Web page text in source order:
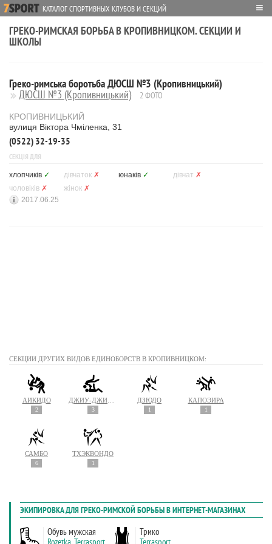
КАТАЛОГ СПОРТИВНЫХ КЛУБОВ И СЕКЦИЙ ≡
ГРЕКО-РИМСКАЯ БОРЬБА В КРОПИВНИЦКОМ. СЕКЦИИ И
ШКОЛЫ
Греко-римська боротьба ДЮСШ №3 (Кропивницький)
ДЮСШ №3 (Кропивницький) 2 ФОТО
КРОПИВНИЦЬКИЙ
вулиця Віктора Чміленка, 31
(0522) 32-19-35
СЕКЦІЯ ДЛЯ
хлопчиків ✓ дівчаток ✗ юнаків ✓ дівчат ✗
чоловіків ✗ жінок ✗
2017.06.25
СЕКЦИИ ДРУГИХ ВИДОВ ЕДИНОБОРСТВ В КРОПИВНИЦКОМ:
АЙКИДО
2 3
ДЗЮДО
1
КАПОЭЙРА
1
САМБО
6
ТХЭКВОНДО
1